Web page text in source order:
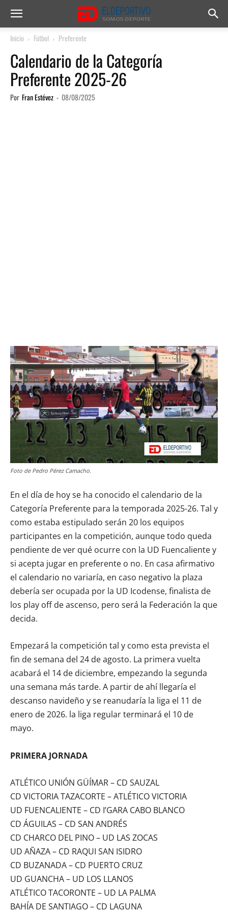
Inicio Fútbol Preferente
Calendario de la Categoría
Preferente 2025-26
Por Fran Estévez - 08/08/2025
Foto de Pedro Pérez Camacho.
En el día de hoy se ha conocido el calendario de la
Categoría Preferente para la temporada 2025-26. Tal y
como estaba estipulado serán 20 los equipos
participantes en la competición, aunque todo queda
pendiente de ver qué ocurre con la UD Fuencaliente y
si acepta jugar en preferente o no. En casa afirmativo
el calendario no variaría, en caso negativo la plaza
debería ser ocupada por la UD Icodense, finalista de
los play off de ascenso, pero será la Federación la que
decida.
Empezará la competición tal y como esta prevista el
fin de semana del 24 de agosto. La primera vuelta
acabará el 14 de diciembre, empezando la segunda
una semana más tarde. A partir de ahí llegaría el
descanso navideño y se reanudaría la liga el 11 de
enero de 2026. la liga regular terminará el 10 de
mayo.
PRIMERA JORNADA
ATLÉTICO UNIÓN GÜÍMAR – CD SAUZAL
CD VICTORIA TAZACORTE – ATLÉTICO VICTORIA
UD FUENCALIENTE – CD I’GARA CABO BLANCO
CD ÁGUILAS – CD SAN ANDRÉS
CD CHARCO DEL PINO – UD LAS ZOCAS
UD AÑAZA – CD RAQUI SAN ISIDRO
CD BUZANADA – CD PUERTO CRUZ
UD GUANCHA – UD LOS LLANOS
ATLÉTICO TACORONTE – UD LA PALMA
BAHÍA DE SANTIAGO – CD LAGUNA